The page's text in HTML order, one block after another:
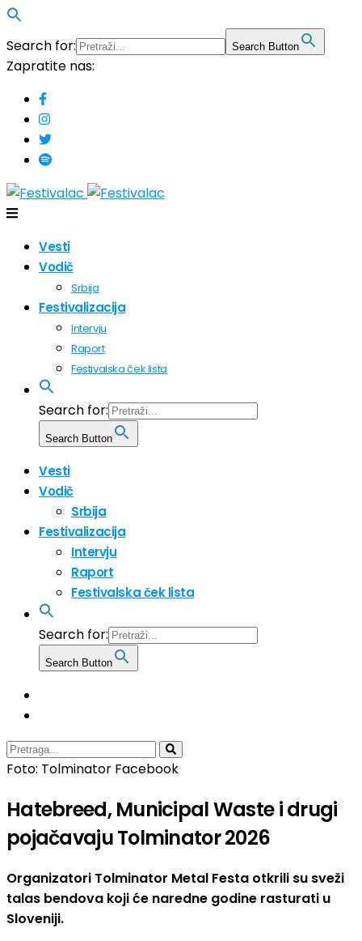
Search for: Search Button
Zapratite nas:
Vesti
Vodič
Srbija
Festivalizacija
Intervju
Raport
Festivalska ček lista
Search for:
Search Button
Vesti
Vodič
Srbija
Festivalizacija
Intervju
Raport
Festivalska ček lista
Search for:
Search Button
Foto: Tolminator Facebook
Hatebreed, Municipal Waste i drugi
pojačavaju Tolminator 2026
Organizatori Tolminator Metal Festa otkrili su sveži
talas bendova koji će naredne godine rasturati u
Sloveniji.